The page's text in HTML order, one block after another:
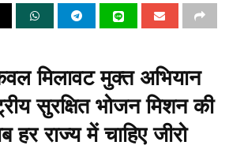
मिलावट मुक्त अभियान
सुरक्षित भोजन मिशन की
राज्य में चाहिए जीरो